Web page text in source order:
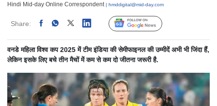
Hindi Mid-day Online Correspondent | hmddigital@mid-day.com
Share: Linked Follow Us
वनडे महिला विश्व कप 2025 में टीम इंडिया की सेमीफाइनल की उम्मीदें अभी भी जिंदा हैं,
लेकिन इसके लिए बचे तीन मैचों में कम से कम दो जीतना जरूरी है.